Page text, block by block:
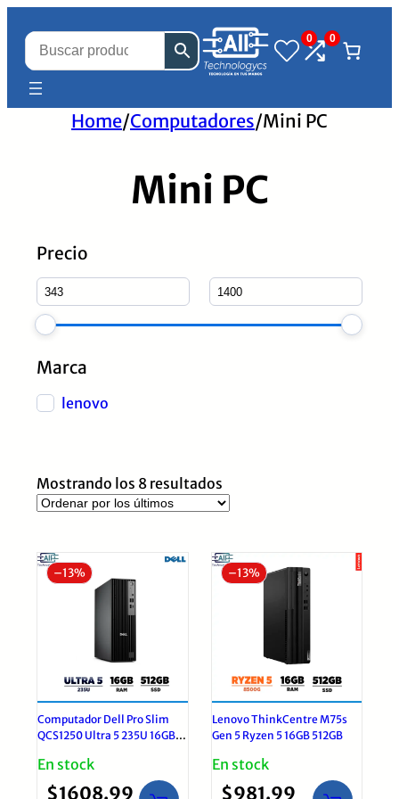
0 0
Home/Computadores/Mini PC
Mini PC
Precio
Marca
lenovo
Mostrando los 8 resultados
por
–13%
Computador Dell Pro Slim
QCS1250 Ultra 5 235U 16GB
11 Pro Black
En stock
$1608.99
–13%
Lenovo ThinkCentre M75s
Gen 5 Ryzen 5 16GB 512GB
En stock
$981.99